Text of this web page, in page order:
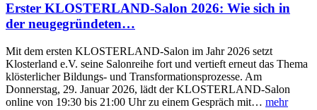
Erster KLOSTERLAND-Salon 2026: Wie sich in
der neugegründeten…
Mit dem ersten KLOSTERLAND-Salon im Jahr 2026 setzt
Klosterland e.V. seine Salonreihe fort und vertieft erneut das Thema
klösterlicher Bildungs- und Transformationsprozesse. Am
Donnerstag, 29. Januar 2026, lädt der KLOSTERLAND-Salon
online von 19:30 bis 21:00 Uhr zu einem Gespräch mit… mehr